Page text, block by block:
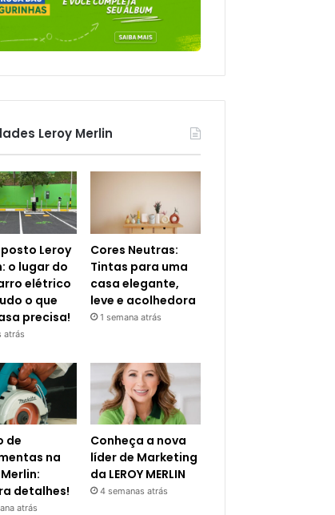
Leroy Merlin
Leroy
o lugar do
elétrico
o que
precisa!
atrás
Cores Neutras:
Tintas para uma
casa elegante,
leve e acolhedora
1 semana atrás
de
na
detalhes!
atrás
Conheça a nova
líder de Marketing
da LEROY MERLIN
4 semanas atrás